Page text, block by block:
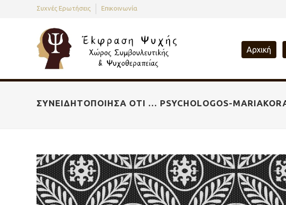
Συχνές Ερωτήσεις Επικοινωνία
Αρχική
ΣΥΝΕΙΔΗΤΟΠΟΊΗΣΑ ΌΤΙ … PSYCHOLOGOS-